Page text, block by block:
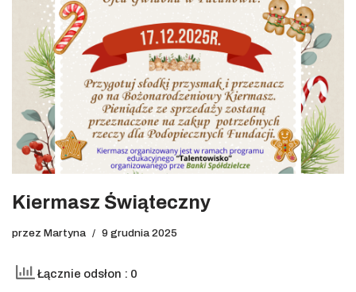
Kiermasz Świąteczny
przez Martyna 9 grudnia 2025
Łącznie odsłon : 0